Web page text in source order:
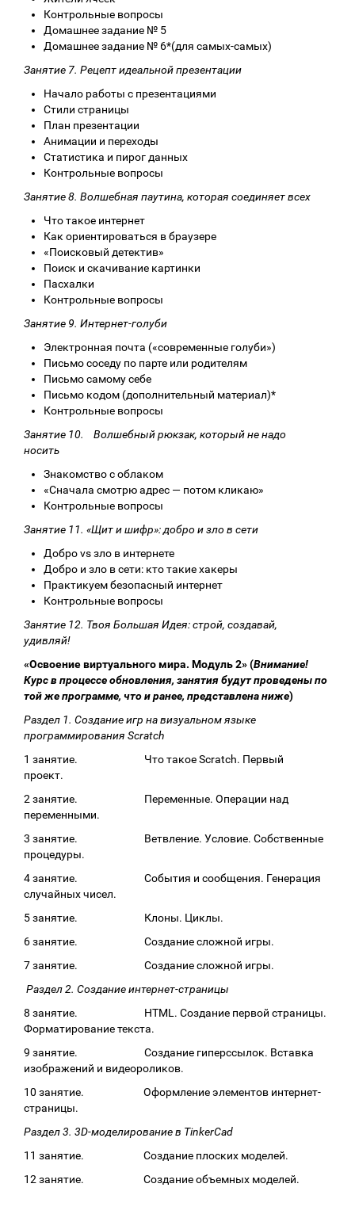
Контрольные вопросы
Домашнее задание № 5
Домашнее задание № 6*(для самых-самых)
Занятие 7. Рецепт идеальной презентации
Начало работы с презентациями
Стили страницы
План презентации
Анимации и переходы
Статистика и пирог данных
Контрольные вопросы
Занятие 8. Волшебная паутина, которая соединяет всех
Что такое интернет
Как ориентироваться в браузере
«Поисковый детектив»
Поиск и скачивание картинки
Пасхалки
Контрольные вопросы
Занятие 9. Интернет-голуби
Электронная почта («современные голуби»)
Письмо соседу по парте или родителям
Письмо самому себе
Письмо кодом (дополнительный материал)*
Контрольные вопросы
Занятие 10. Волшебный рюкзак, который не надо
носить
Знакомство с облаком
«Сначала смотрю адрес — потом кликаю»
Контрольные вопросы
Занятие 11. «Щит и шифр»: добро и зло в сети
Добро vs зло в интернете
Добро и зло в сети: кто такие хакеры
Практикуем безопасный интернет
Контрольные вопросы
Занятие 12. Твоя Большая Идея: строй, создавай,
удивляй!
«Освоение виртуального мира. Модуль 2» (Внимание!
Курс в процессе обновления, занятия будут проведены по
той же программе, что и ранее, представлена ниже)
Раздел 1. Создание игр на визуальном языке
программирования Scratch
1 занятие. Что такое Scratch. Первый
проект.
2 занятие. Переменные. Операции над
переменными.
3 занятие. Ветвление. Условие. Собственные
процедуры.
4 занятие. События и сообщения. Генерация
случайных чисел.
5 занятие. Клоны. Циклы.
6 занятие. Создание сложной игры.
7 занятие. Создание сложной игры.
Раздел 2. Создание интернет-страницы
8 занятие. HTML. Создание первой страницы.
Форматирование текста.
9 занятие. Создание гиперссылок. Вставка
изображений и видеороликов.
10 занятие. Оформление элементов интернет-
страницы.
Раздел 3. 3D-моделирование в TinkerCad
11 занятие. Создание плоских моделей.
12 занятие. Создание объемных моделей.